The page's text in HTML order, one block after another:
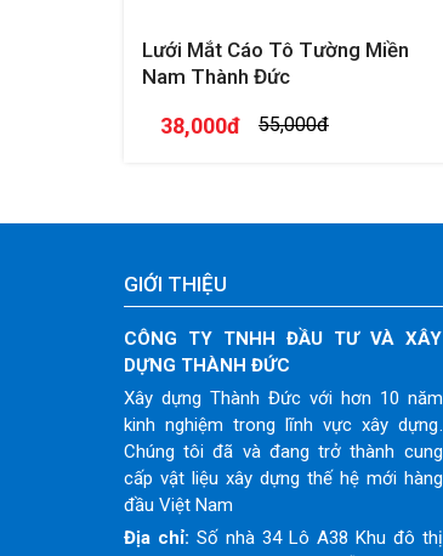
Lưới Mắt Cáo Tô Tường Miền
Nam Thành Đức
38,000đ 55,000đ
GIỚI THIỆU
CÔNG TY TNHH ĐẦU TƯ VÀ XÂY
DỰNG THÀNH ĐỨC
Xây dựng Thành Đức với hơn 10 năm
kinh nghiệm trong lĩnh vực xây dựng.
Chúng tôi đã và đang trở thành cung
cấp vật liệu xây dựng thế hệ mới hàng
đầu Việt Nam
Địa chỉ: Số nhà 34 Lô A38 Khu đô thị